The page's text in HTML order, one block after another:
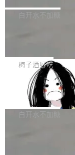
获配9...
题，该问题可能导致
P）！这一里程碑不
长期停止内容更新，
提交的编辑请求也长
pedia 于去年底上线
容的百科平台，被马
维基百科的替代方
热门页面还是低关注
白开水不加糖
是这样的：配
声明
erceptor…五六步之
本。 Solon 换了个方
梅子酒好吃
Apache Doris 4.1
支持 UPDATE、
erg V3
Apache Doris 4.1
半。在已有查询能力
白开水不加糖